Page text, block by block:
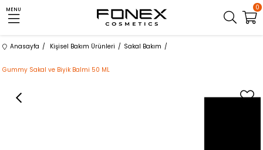
MENU 0
Anasayfa Kişisel Bakım Ürünleri Sakal Bakım
Gummy Sakal ve Biyik Balmi 50 ML